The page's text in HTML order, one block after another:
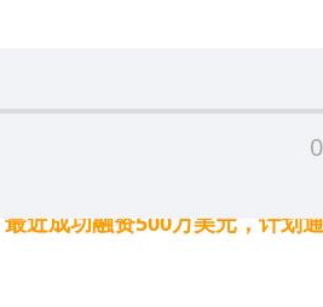
近成功融资500万美元，计划